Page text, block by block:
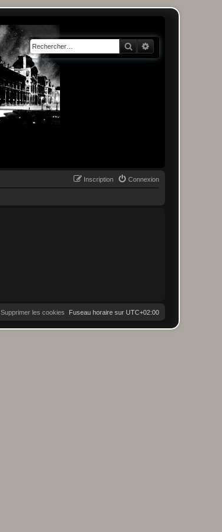
Rechercher
Connexion
Inscription
Fuseau horaire sur UTC+02:00
Supprimer les cookies